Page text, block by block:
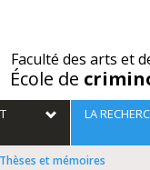
/Faculté des arts et
École de
LA
Thèses et mémoires